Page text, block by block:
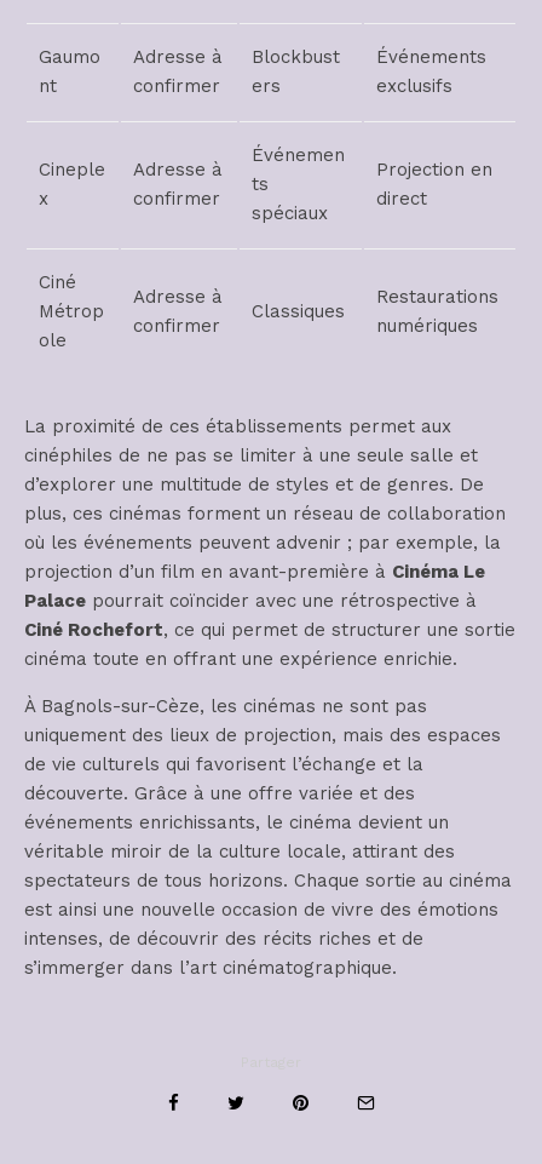
Gaumo
nt
Adresse à
confirmer
Blockbust
ers
Événements
exclusifs
Cineple
x
Adresse à
confirmer
Événemen
ts
spéciaux
Projection en
direct
Ciné
Métrop
ole
Adresse à
confirmer
Classiques
Restaurations
numériques
La proximité de ces établissements permet aux
cinéphiles de ne pas se limiter à une seule salle et
d’explorer une multitude de styles et de genres. De
plus, ces cinémas forment un réseau de collaboration
où les événements peuvent advenir ; par exemple, la
projection d’un film en avant-première à Cinéma Le
Palace pourrait coïncider avec une rétrospective à
Ciné Rochefort, ce qui permet de structurer une sortie
cinéma toute en offrant une expérience enrichie.
À Bagnols-sur-Cèze, les cinémas ne sont pas
uniquement des lieux de projection, mais des espaces
de vie culturels qui favorisent l’échange et la
découverte. Grâce à une offre variée et des
événements enrichissants, le cinéma devient un
véritable miroir de la culture locale, attirant des
spectateurs de tous horizons. Chaque sortie au cinéma
est ainsi une nouvelle occasion de vivre des émotions
intenses, de découvrir des récits riches et de
s’immerger dans l’art cinématographique.